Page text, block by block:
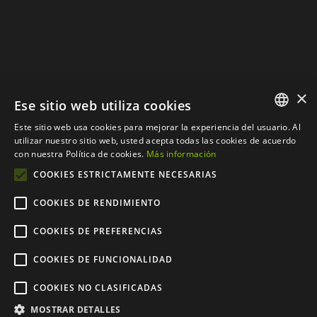
© Copyright 2012 - 2024 |
Web desarrollada por
los derechos reservados
SPANISH
×
Ese sitio web utiliza cookies
Este sitio web usa cookies para mejorar la experiencia del usuario. Al
utilizar nuestro sitio web, usted acepta todas las cookies de acuerdo
con nuestra Política de cookies. Más información
COOKIES ESTRICTAMENTE NECESARIAS
COOKIES DE RENDIMIENTO
COOKIES DE PREFERENCIAS
COOKIES DE FUNCIONALIDAD
COOKIES NO CLASIFICADAS
MOSTRAR DETALLES